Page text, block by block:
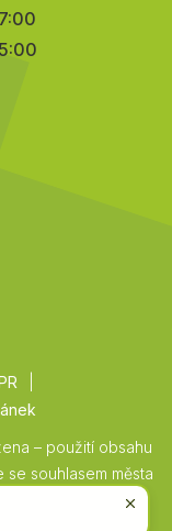
– použití obsahu
souhlasem města